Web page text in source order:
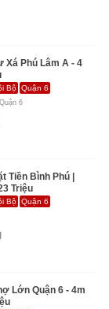
Xá Phú Lâm A - 4
Bộ Quận 6
6
Tiền Bình Phú |
Triệu
Bộ Quận 6
Lớn Quận 6 - 4m